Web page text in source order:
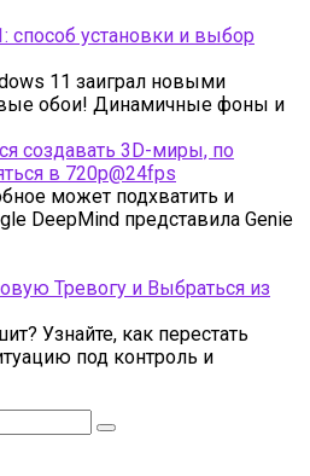
установки и выбор
11 заиграл новыми
обои! Динамичные фоны и
создавать 3D-миры, по
в 720p@24fps
может подхватить и
DeepMind представила Genie
Тревогу и Выбраться из
Узнайте, как перестать
под контроль и